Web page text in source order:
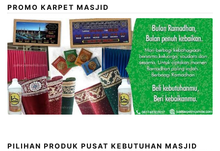
PROMO KARPET MASJID
PILIHAN PRODUK PUSAT KEBUTUHAN MASJID